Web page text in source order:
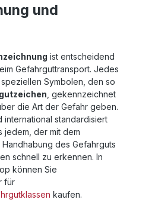
und
ist entscheidend
Gefahrguttransport. Jedes
Symbolen, den so
, gekennzeichnet
die Art der Gefahr geben.
international standardisiert
jedem, der mit dem
des Gefahrguts
schnell zu erkennen. In
können Sie
für
kaufen.